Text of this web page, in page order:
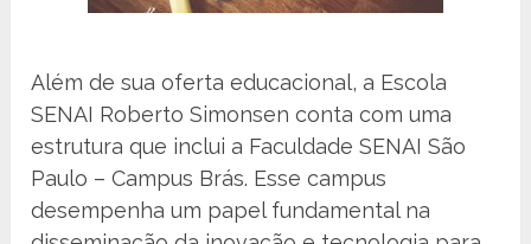
Além de sua oferta educacional, a Escola
SENAI Roberto Simonsen conta com uma
estrutura que inclui a Faculdade SENAI São
Paulo – Campus Brás. Esse campus
desempenha um papel fundamental na